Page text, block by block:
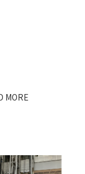
MORE